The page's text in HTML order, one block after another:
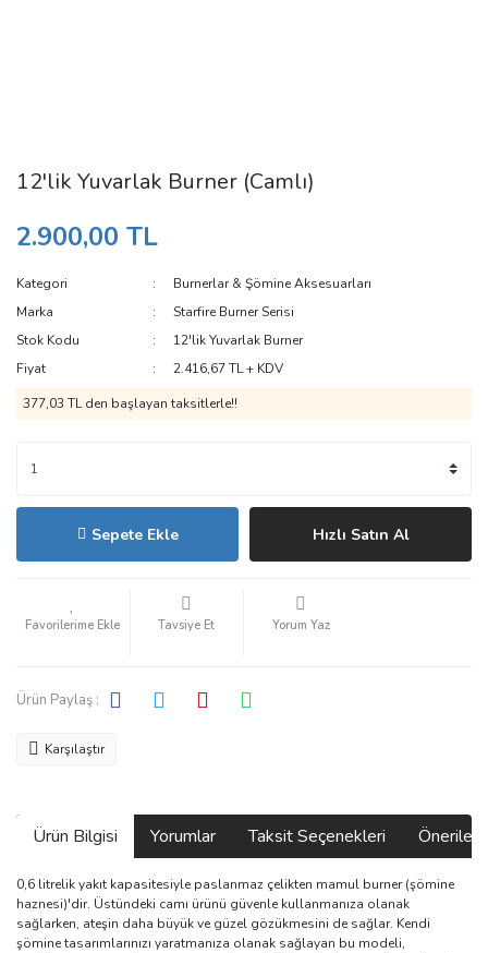
12'lik Yuvarlak Burner (Camlı)
2.900,00 TL
Kategori
Burnerlar & Şömine Aksesuarları
Marka
Starfire Burner Serisi
Stok Kodu
12'lik Yuvarlak Burner
Fiyat
2.416,67 TL + KDV
377,03 TL den başlayan taksitlerle!!
Sepete Ekle Hızlı Satın Al
Tavsiye Et Yorum Yaz
Ürün Paylaş :
Karşılaştır
Ürün Bilgisi Yorumlar Taksit Seçenekleri
0,6 litrelik yakıt kapasitesiyle paslanmaz çelikten mamul burner (şömine
haznesi)'dir. Üstündeki camı ürünü güvenle kullanmanıza olanak
sağlarken, ateşin daha büyük ve güzel gözükmesini de sağlar. Kendi
şömine tasarımlarınızı yaratmanıza olanak sağlayan bu modeli,